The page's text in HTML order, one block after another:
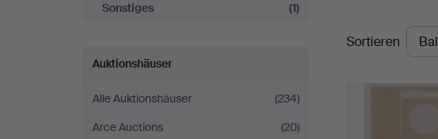
Sonstiges
(1)
Auktionshäuser
Alle Auktionshäuser
(234)
Arce Auctions
(20)
Laufende
Auktionen
Sortieren